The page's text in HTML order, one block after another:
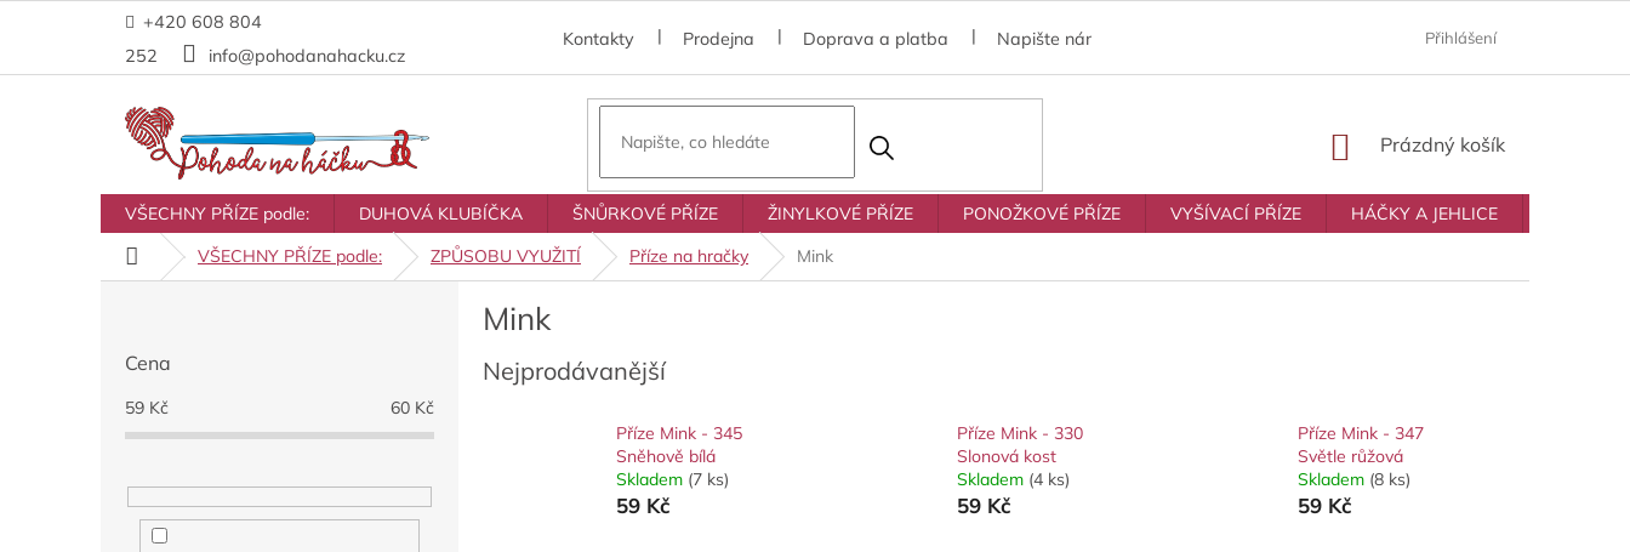
+420 608 804
252
info@pohodanahacku.cz
Kontakty Prodejna Doprava a platba Napište nám Prodávané značky
Přihlášení
NÁKUPNÍ
Prázdný košík
VŠECHNY PŘÍZE podle: DUHOVÁ KLUBÍČKA ŠNŮRKOVÉ PŘÍZE ŽINYLKOVÉ PŘÍZE PONOŽKOVÉ PŘÍZE VYŠÍVACÍ PŘÍZE HÁČKY A JEHLICE
Domů VŠECHNY PŘÍZE podle: ZPŮSOBU VYUŽITÍ Příze na hračky Mink
Cena
59 Kč 60 Kč
Mink
Nejprodávanější
Příze Mink - 345
Sněhově bílá
Skladem (7 ks)
59 Kč
Příze Mink - 330
Slonová kost
Skladem (4 ks)
59 Kč
Příze Mink - 347
Světle růžová
Skladem (8 ks)
59 Kč